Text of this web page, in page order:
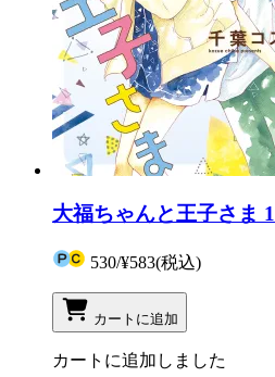
大福ちゃんと王子さま 1
530/¥583(税込)
カートに追加
カートに追加しました